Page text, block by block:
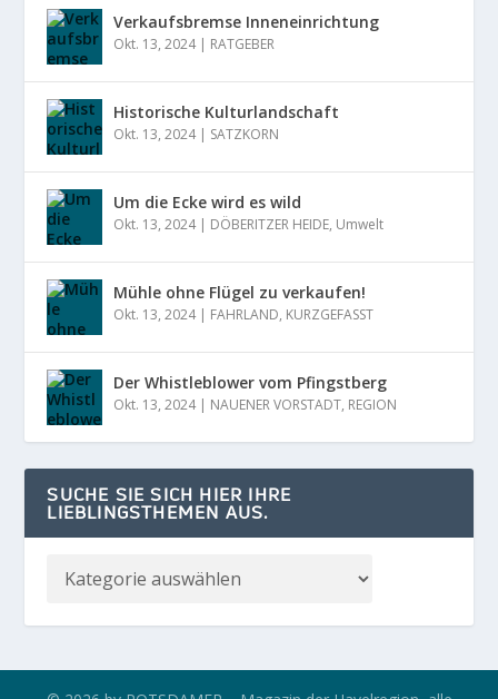
Verkaufsbremse Inneneinrichtung
Okt. 13, 2024| RATGEBER
Historische Kulturlandschaft
Okt. 13, 2024| SATZKORN
Um die Ecke wird es wild
Okt. 13, 2024| DÖBERITZER HEIDE, Umwelt
Mühle ohne Flügel zu verkaufen!
Okt. 13, 2024| FAHRLAND, KURZGEFASST
Der Whistleblower vom Pfingstberg
Okt. 13, 2024| NAUENER VORSTADT, REGION
SUCHE SIE SICH HIER IHRE
LIEBLINGSTHEMEN AUS.